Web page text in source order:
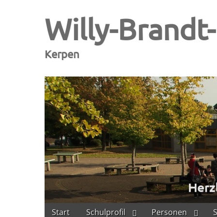
Willy-
Kerpen
Main
Skip
Start Schulprofil Personen